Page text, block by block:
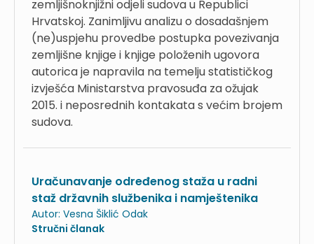
zemljišnoknjižni odjeli sudova u Republici
Hrvatskoj. Zanimljivu analizu o dosadašnjem
(ne)uspjehu provedbe postupka povezivanja
zemljišne knjige i knjige položenih ugovora
autorica je napravila na temelju statističkog
izvješća Ministarstva pravosuđa za ožujak
2015. i neposrednih kontakata s većim brojem
sudova.
Uračunavanje određenog staža u radni
staž državnih službenika i namještenika
Autor: Vesna Šiklić Odak
Stručni članak